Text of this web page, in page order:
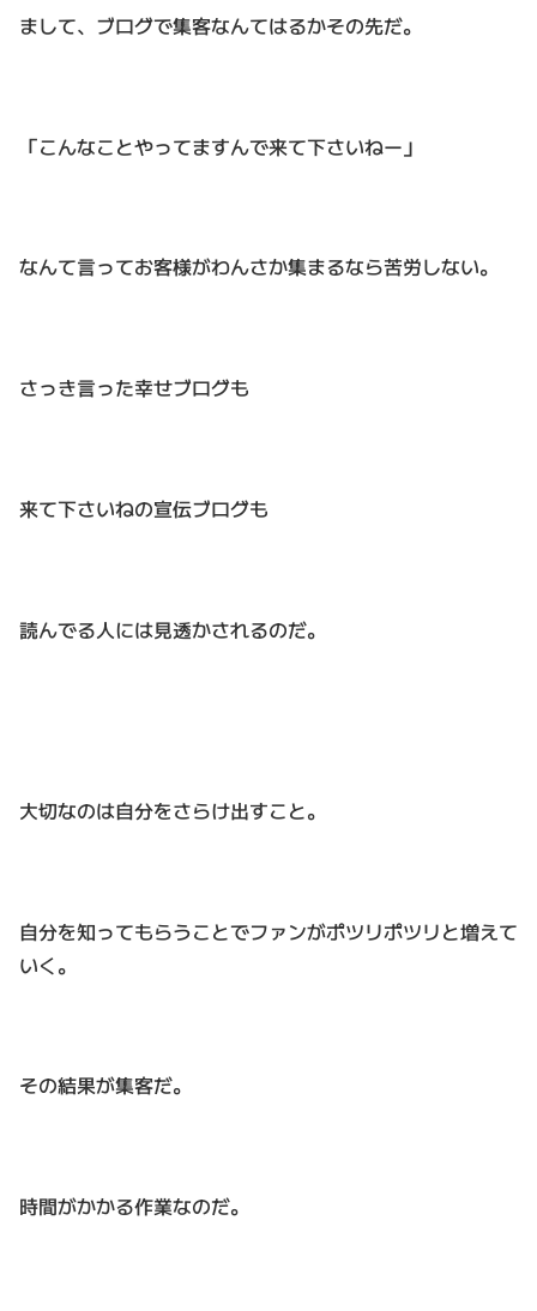
まして、ブログで集客なんてはるかその先だ。
「こんなことやってますんで来て下さいねー」
なんて言ってお客様がわんさか集まるなら苦労しない。
さっき言った幸せブログも
来て下さいねの宣伝ブログも
読んでる人には見透かされるのだ。
大切なのは自分をさらけ出すこと。
自分を知ってもらうことでファンがポツリポツリと増えて
いく。
その結果が集客だ。
時間がかかる作業なのだ。